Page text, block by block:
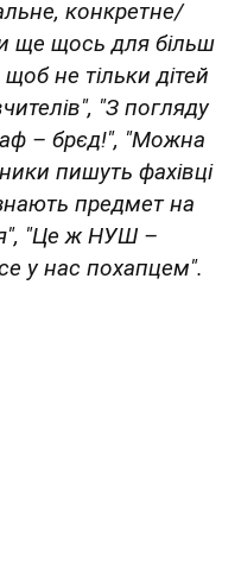
конкретне/
ще щось для більш
не тільки дітей
"З погляду
– брєд!", "Можна
пишуть фахівці
предмет на
"Це ж НУШ –
у нас похапцем".